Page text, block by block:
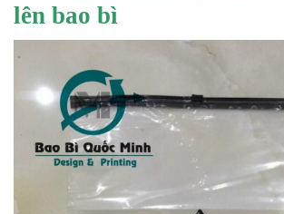
lên bao bì